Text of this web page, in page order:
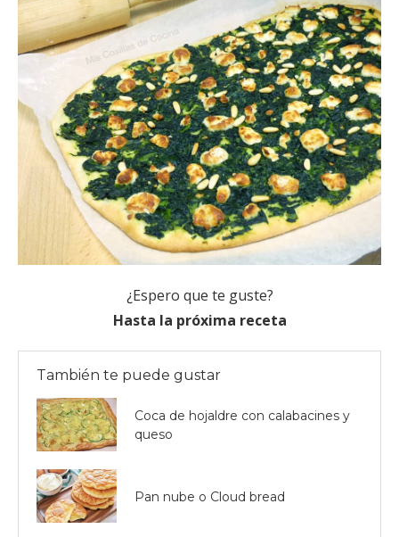
¿Espero que te guste?
Hasta la próxima receta
También te puede gustar
Coca de hojaldre con calabacines y
queso
Pan nube o Cloud bread